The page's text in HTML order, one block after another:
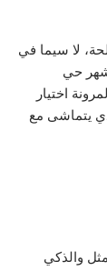
لا سيما في
حي
اختيار
يتماشى مع
والذكي